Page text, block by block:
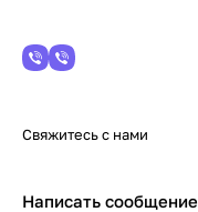
Свяжитесь с нами
Написать сообщение